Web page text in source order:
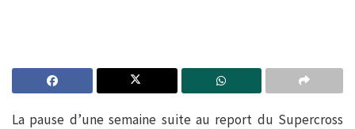
La pause d’une semaine suite au report du Supercross